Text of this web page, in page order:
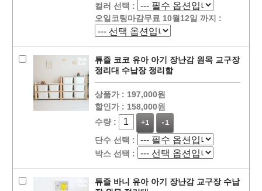
컬러 선택 :
오일코팅마감무료 10월12일 까지 :
튜즐 코코 유아 아기 장난감 원목 교구장
정리대 수납장 정리함
상품가 : 197,000원
할인가 : 158,000원
수량 :
+1 -1
단수 선택 :
박스 선택 :
튜즐 바니 유아 아기 장난감 교구장 수납